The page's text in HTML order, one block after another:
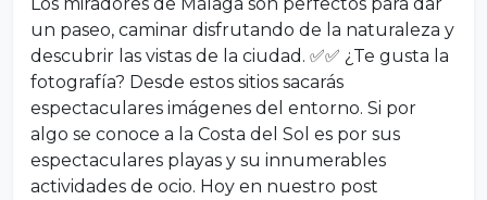
un paseo, caminar disfrutando de la naturaleza y
descubrir las vistas de la ciudad. ✅✅ ¿Te gusta la
fotografía? Desde estos sitios sacarás
espectaculares imágenes del entorno. Si por
algo se conoce a la Costa del Sol es por sus
espectaculares playas y su innumerables
actividades de ocio. Hoy en nuestro post